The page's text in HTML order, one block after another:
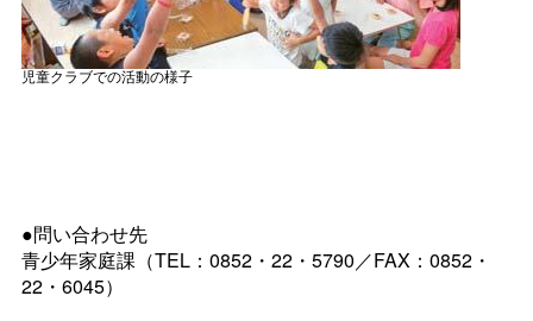
児童クラブでの活動の様子
●問い合わせ先
青少年家庭課（TEL：0852・22・5790／FAX：0852・
22・6045）